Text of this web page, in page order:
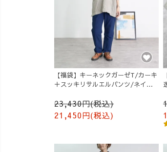
【福袋】キーネックガーゼT/カーキ
＋スッキリサルエルパンツ/ネイビ
23,430円(税込)
21,450円(税込)